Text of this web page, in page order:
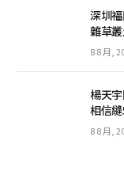
深圳
雜草
8 8 月,
楊天
相信
8 8 月,